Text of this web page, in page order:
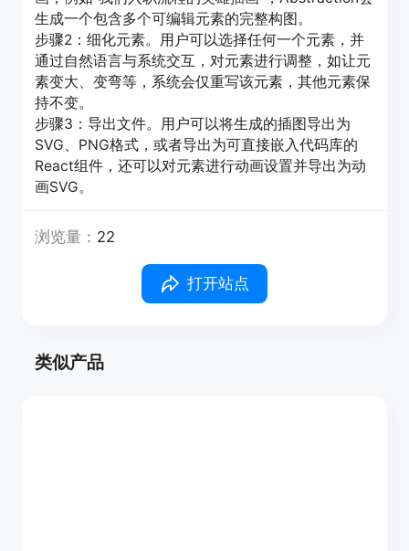
生成一个包含多个可编辑元素的完整构图。
步骤2：细化元素。用户可以选择任何一个元素，并
通过自然语言与系统交互，对元素进行调整，如让元
素变大、变弯等，系统会仅重写该元素，其他元素保
持不变。
步骤3：导出文件。用户可以将生成的插图导出为
SVG、PNG格式，或者导出为可直接嵌入代码库的
React组件，还可以对元素进行动画设置并导出为动
画SVG。
浏览量： 22
打开站点
类似产品